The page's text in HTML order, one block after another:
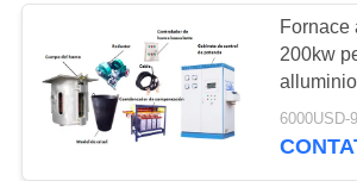
Macchina di
brasatura di
induzione
Fornace
200kw
oro,